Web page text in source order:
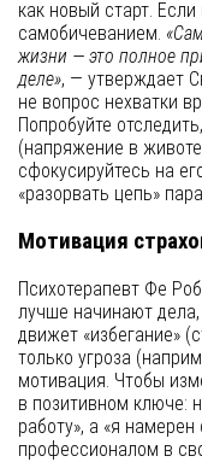
как новый старт.
самобичеванием.
жизни — это полное
деле», — утверждает
не вопрос нехватки
Попробуйте
(напряжение в
сфокусируйтесь на
«разорвать цепь»
Мотивация
Психотерапевт Фе
лучше начинают
движет «избегание»
только угроза
мотивация. Чтобы
в позитивном ключе:
работу», а «я
профессионалом в